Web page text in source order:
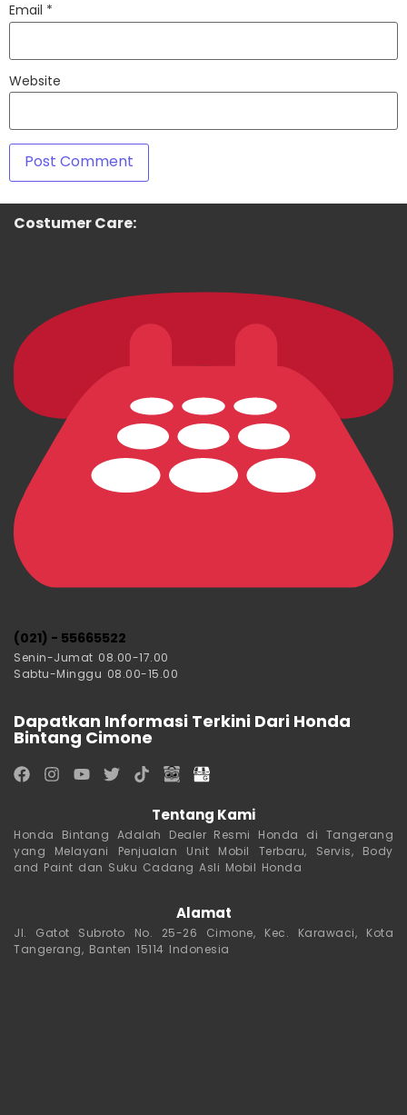
Email *
Website
Costumer Care:
(021) - 55665522
Senin-Jumat 08.00-17.00
Sabtu-Minggu 08.00-15.00
Dapatkan Informasi Terkini Dari Honda
Bintang Cimone
Tentang Kami
Honda Bintang Adalah Dealer Resmi Honda di Tangerang
yang Melayani Penjualan Unit Mobil Terbaru, Servis, Body
and Paint dan Suku Cadang Asli Mobil Honda
Alamat
Jl. Gatot Subroto No. 25-26 Cimone, Kec. Karawaci, Kota
Tangerang, Banten 15114 Indonesia